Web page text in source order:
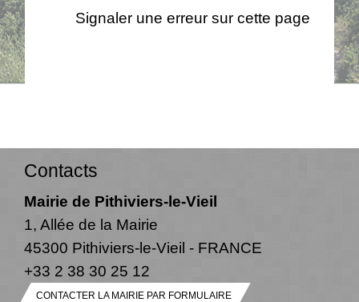
Signaler une erreur sur cette page
Contacts
Mairie de Pithiviers-le-Vieil
1, Allée de la Mairie
45300 Pithiviers-le-Vieil - FRANCE
+33 2 38 30 25 12
CONTACTER LA MAIRIE PAR FORMULAIRE